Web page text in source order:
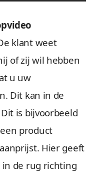
klant weet
of zij wil hebben
u uw
Dit kan in de
is bijvoorbeeld
product
Hier geeft
de rug richting